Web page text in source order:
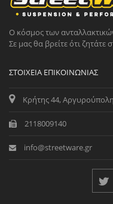
Ο κόσμος των
Σε μας θα βρείτε ότι ζητάτε
ΣΤΟΙΧΕΊΑ ΕΠΙΚΟΙΝΩΝΊΑΣ
Κρήτης 44,
2118009140
info@streetware.gr